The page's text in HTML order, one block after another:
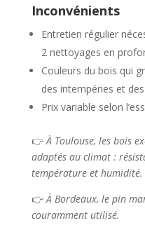
Inconvénients
Entretien régulier
2 nettoyages en
Couleurs du bois qui
des intempéries et des
Prix variable selon
👉À Toulouse, les bois
adaptés au climat :
température et humidité.
👉À Bordeaux, le pin
couramment utilisé.